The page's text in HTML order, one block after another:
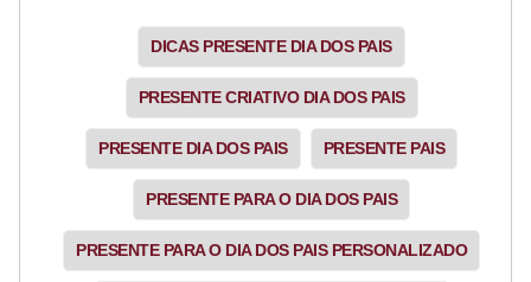
DICAS PRESENTE DIA DOS PAIS
PRESENTE CRIATIVO DIA DOS PAIS
PRESENTE DIA DOS PAIS PRESENTE PAIS
PRESENTE PARA O DIA DOS PAIS
PRESENTE PARA O DIA DOS PAIS PERSONALIZADO